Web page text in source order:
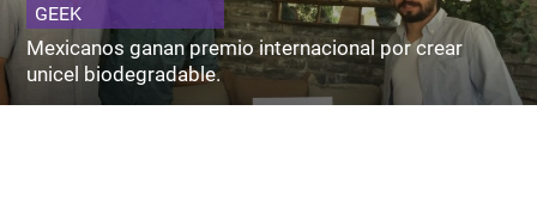
GEEK
Mexicanos ganan premio internacional por crear
unicel biodegradable.